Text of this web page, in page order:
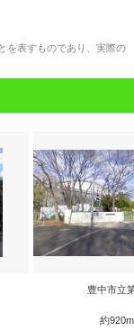
を表すものであり、実際の
豊中市立
約